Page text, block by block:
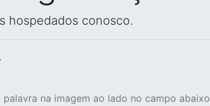
hospedados conosco.
palavra na imagem ao lado no campo abaixo